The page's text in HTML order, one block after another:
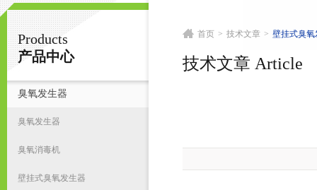
南京皇明臭氧机电设备厂
Products
产品中心
臭氧发生器
臭氧发生器
臭氧消毒机
壁挂式臭氧发生器
首页 > 技术文章 > 壁挂式臭
技术文章 Article